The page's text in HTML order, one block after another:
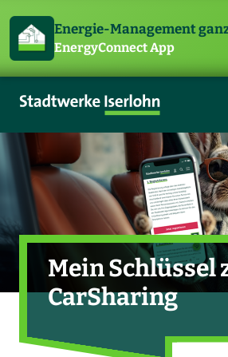
Energie-Management
EnergyConnect App
Mein Schlüssel
CarSharing